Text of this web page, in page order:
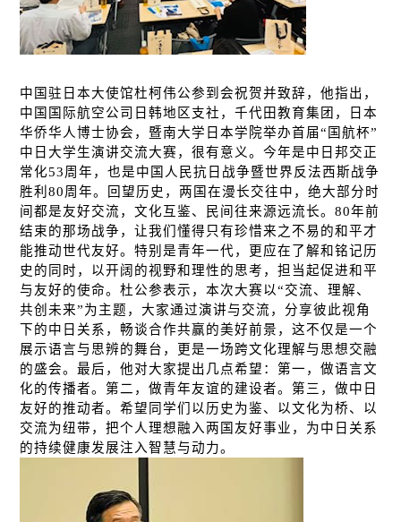
中国驻日本大使馆杜柯伟公参到会祝贺并致辞，他指出，
中国国际航空公司日韩地区支社，千代田教育集团，日本
华侨华人博士协会， 暨南大学日本学院举办首届“国航杯”
中日大学生演讲交流大赛，很有意义。今年是中日邦交正
常化53周年，也是中国人民抗日战争暨世界反法西斯战争
胜利 80周年。回望历史，两国在漫长交往中，绝大部分时
间都是友好交流，文化互鉴、民间往来源远流长。 80年前
结束的那场战争，让我们懂得只有珍惜来之不易的和平才
能推动世代友好。 特别是青年一代，更应在了解和铭记历
史的同时，以开阔的视野和理性的思考，担当起促进和平
与友好的使命。杜公参表示，本次大赛以“交流、理解、
共创未来”为主题，大家通过演讲与交流，分享彼此视角
下的中日关系，畅谈合作共赢的美好前景，这不仅是一个
展示语言与思辨的舞台，更是一场跨文化理解与思想交融
的盛会。最后，他对大家提出几点希望：第一，做语言文
化的传播者。第二，做青年友谊的建设者。第三，做中日
友好的推动者。希望同学们以历史为鉴、以文化为桥、以
交流为纽带，把个人理想融入两国友好事业，为中日关系
的持续健康发展注入智慧与动力。